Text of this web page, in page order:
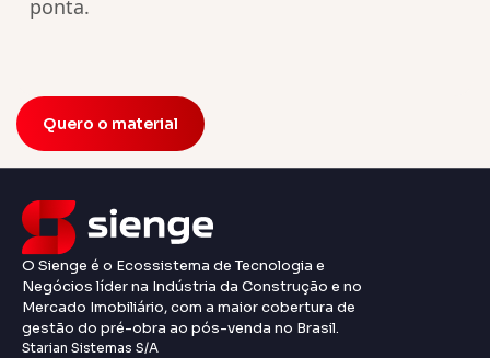
ponta.
Quero o material
O Sienge é o Ecossistema de Tecnologia e
Negócios líder na Indústria da Construção e no
Mercado Imobiliário, com a maior cobertura de
gestão do pré-obra ao pós-venda no Brasil.
Starian Sistemas S/A